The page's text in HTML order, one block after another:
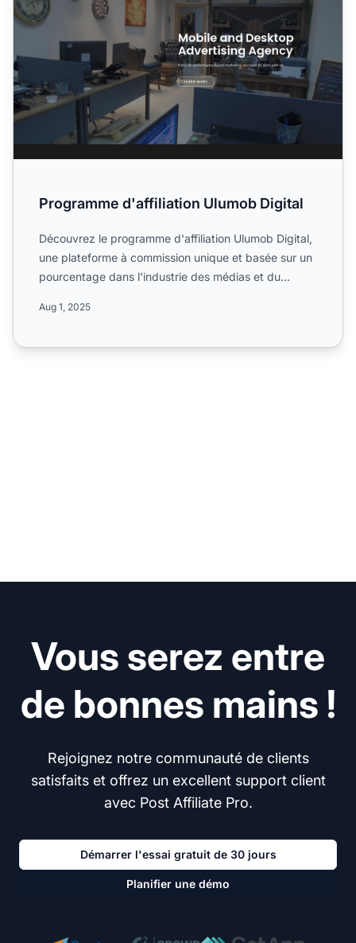
Programme d'affiliation Ulumob Digital
Découvrez le programme d'affiliation Ulumob Digital,
une plateforme à commission unique et basée sur un
pourcentage dans l'industrie des médias et du
Aug 1, 2025
Vous serez entre
de bonnes mains !
Rejoignez notre communauté de clients
satisfaits et offrez un excellent support client
avec Post Affiliate Pro.
Démarrer l'essai gratuit de 30 jours
Planifier une démo